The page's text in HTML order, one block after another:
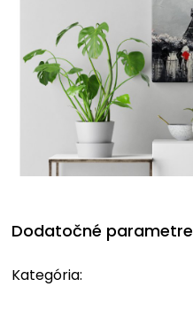
Dodatočné parametre
Kategória: